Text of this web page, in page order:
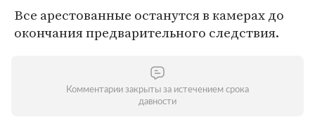
Все арестованные останутся в камерах до
окончания предварительного следствия.
Комментарии закрыты за истечением срока
давности